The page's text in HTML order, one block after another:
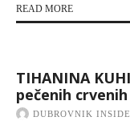
READ MORE
TIHANINA
pečenih
DUBROVNIK